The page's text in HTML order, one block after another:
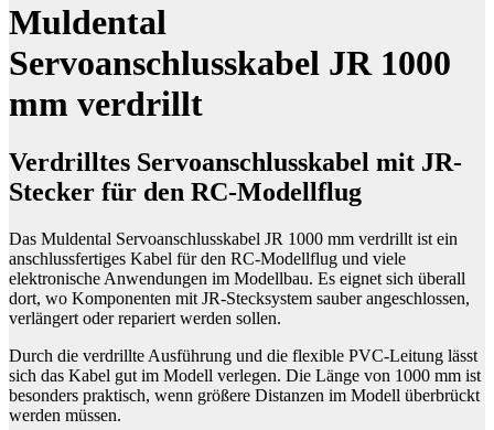
Muldental
Servoanschlusskabel JR 1000
mm verdrillt
Verdrilltes Servoanschlusskabel mit JR-
Stecker für den RC-Modellflug
Das Muldental Servoanschlusskabel JR 1000 mm verdrillt ist ein
anschlussfertiges Kabel für den RC-Modellflug und viele
elektronische Anwendungen im Modellbau. Es eignet sich überall
dort, wo Komponenten mit JR-Stecksystem sauber angeschlossen,
verlängert oder repariert werden sollen.
Durch die verdrillte Ausführung und die flexible PVC-Leitung lässt
sich das Kabel gut im Modell verlegen. Die Länge von 1000 mm ist
besonders praktisch, wenn größere Distanzen im Modell überbrückt
werden müssen.